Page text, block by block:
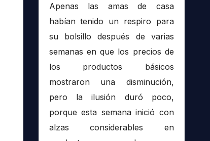
Apenas las amas de casa
habían tenido un respiro para
su bolsillo después de varias
semanas en que los precios de
los productos básicos
mostraron una disminución,
pero la ilusión duró poco,
porque esta semana inició con
alzas considerables en